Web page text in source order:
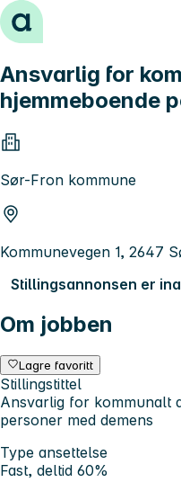
Hopp til innhold
Ansvarlig for
hjemmeboende
Sør-Fron kommune
Kommunevegen 1, 2647
Stillingsannonsen er
Om jobben
Lagre favoritt
Stillingstittel
Ansvarlig for kommunalt
personer med demens
Type ansettelse
Fast, deltid 60%